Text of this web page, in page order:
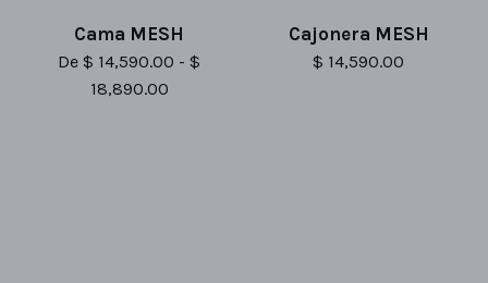
Cama MESH
De $ 14,590.00 - $
18,890.00
Cajonera MESH
$ 14,590.00